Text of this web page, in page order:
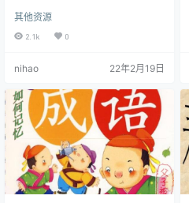
点，以精美动画视频的形式，30个
内涵丰富的成语展现五大人文历史
养。 小学阶段为什么要学好成语？
住黄金阶段，智慧启蒙，更有利于
孩子理解成语的含义。 2、国家教育
部对于成语的重视度也越来越高。
在中小学语文考试中，成…
其他资源
2.1k 0
nihao 22年2月19日